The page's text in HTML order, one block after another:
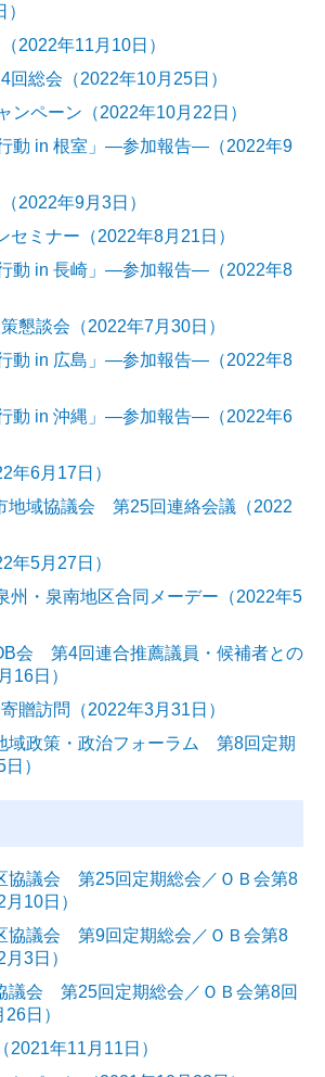
2022年11月10日）
総会（2022年10月25日）
ンペーン（2022年10月22日）
動 in 根室」―参加報告―（2022年9
2022年9月3日）
セミナー（2022年8月21日）
動 in 長崎」―参加報告―（2022年8
懇談会（2022年7月30日）
動 in 広島」―参加報告―（2022年8
動 in 沖縄」―参加報告―（2022年6
年6月17日）
地域協議会 第25回連絡会議（2022
年5月27日）
州・泉南地区合同メーデー（2022年5
会 第4回連合推薦議員・候補者との
16日）
贈訪問（2022年3月31日）
域政策・政治フォーラム 第8回定期
）
協議会 第25回定期総会／ＯＢ会第8
10日）
協議会 第9回定期総会／ＯＢ会第8
月3日）
議会 第25回定期総会／ＯＢ会第8回
日）
2021年11月11日）